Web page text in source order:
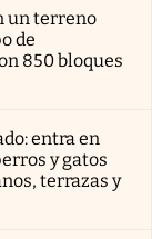
un terreno
de
850 bloques
entra en
y gatos
terrazas y